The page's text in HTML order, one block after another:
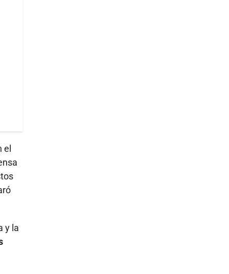
y la